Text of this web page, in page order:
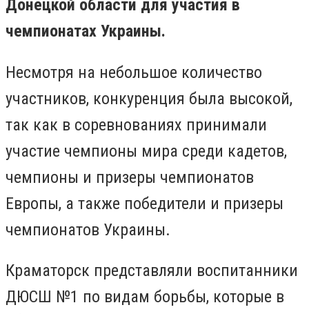
Донецкой области для участия в
чемпионатах Украины.
Несмотря на небольшое количество
участников, конкуренция была высокой,
так как в соревнованиях принимали
участие чемпионы мира среди кадетов,
чемпионы и призеры чемпионатов
Европы, а также победители и призеры
чемпионатов Украины.
Краматорск представляли воспитанники
ДЮСШ №1 по видам борьбы, которые в